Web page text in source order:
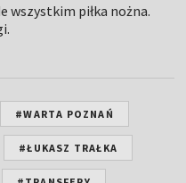
wszystkim piłka nożna.
#WARTA POZNAŃ
#ŁUKASZ TRAŁKA